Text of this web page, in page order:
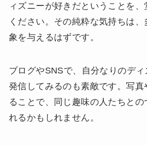
ィズニーが好きだということを、
ください。その純粋な気持ちは
象を与えるはずです。
ブログやSNSで、自分なりのデ
発信してみるのも素敵です。写真
ることで、同じ趣味の人たちとの
れるかもしれません。